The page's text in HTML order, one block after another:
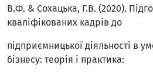
В.Ф. & Сохацька, Г.В. (2020).
кваліфікованих кадрів до
підприємницької діяльності в
бізнесу: теорія і практика: